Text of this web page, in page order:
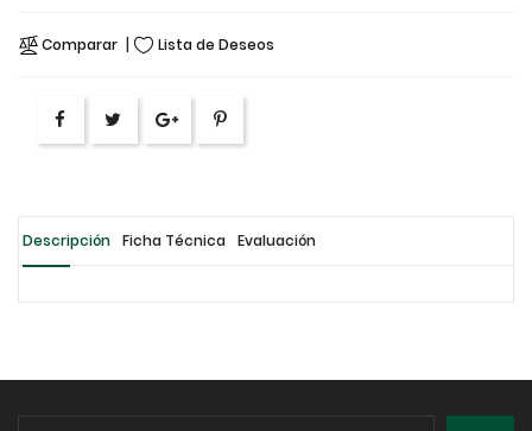
Comparar Lista de Deseos
Descripción Ficha Técnica Evaluación